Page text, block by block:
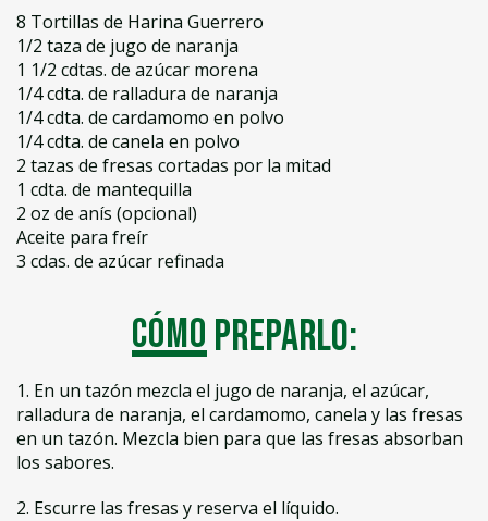
8 Tortillas de Harina Guerrero
1/2 taza de jugo de naranja
1 1/2 cdtas. de azúcar morena
1/4 cdta. de ralladura de naranja
1/4 cdta. de cardamomo en polvo
1/4 cdta. de canela en polvo
2 tazas de fresas cortadas por la mitad
1 cdta. de mantequilla
2 oz de anís (opcional)
Aceite para freír
3 cdas. de azúcar refinada
Cómopreparlo:
1. En un tazón mezcla el jugo de naranja, el azúcar,
ralladura de naranja, el cardamomo, canela y las fresas
en un tazón. Mezcla bien para que las fresas absorban
los sabores.
2. Escurre las fresas y reserva el líquido.